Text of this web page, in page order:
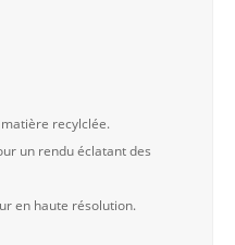
recylclée.
un rendu éclatant des
en haute résolution.